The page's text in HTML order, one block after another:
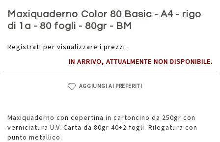
Maxiquaderno Color 80 Basic - A4 - rigo
di 1a - 80 fogli - 80gr - BM
Registrati per visualizzare i prezzi.
IN ARRIVO, ATTUALMENTE NON DISPONIBILE.
AGGIUNGI AI PREFERITI
Maxiquaderno con copertina in cartoncino da 250gr con
verniciatura U.V. Carta da 80gr 40+2 fogli. Rilegatura con
punto metallico.
all'inizio
della
galleria
immagini